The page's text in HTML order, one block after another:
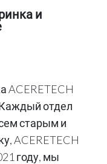
English (US)
и
ACERETECH
отдел
старым и
ACERETECH
году, мы